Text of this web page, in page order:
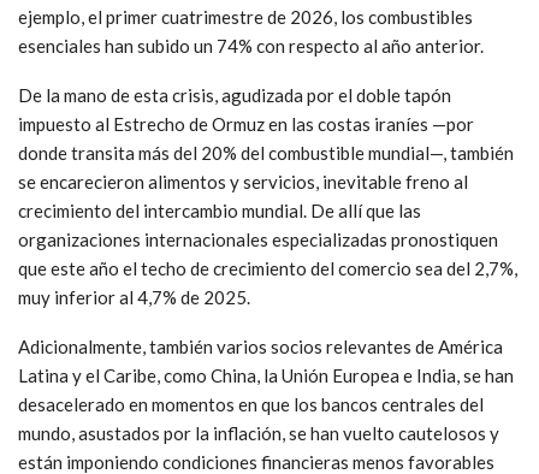
ejemplo, el primer cuatrimestre de 2026, los combustibles
esenciales han subido un 74% con respecto al año anterior.
De la mano de esta crisis, agudizada por el doble tapón
impuesto al Estrecho de Ormuz en las costas iraníes —por
donde transita más del 20% del combustible mundial—, también
se encarecieron alimentos y servicios, inevitable freno al
crecimiento del intercambio mundial. De allí que las
organizaciones internacionales especializadas pronostiquen
que este año el techo de crecimiento del comercio sea del 2,7%,
muy inferior al 4,7% de 2025.
Adicionalmente, también varios socios relevantes de América
Latina y el Caribe, como China, la Unión Europea e India, se han
desacelerado en momentos en que los bancos centrales del
mundo, asustados por la inflación, se han vuelto cautelosos y
están imponiendo condiciones financieras menos favorables